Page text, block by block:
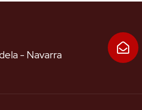
- Navarra